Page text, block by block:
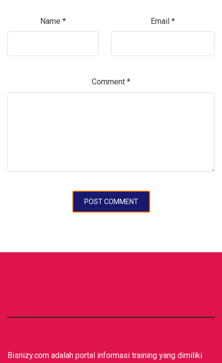
Name * Email *
Comment *
Bisnizy.com adalah portal informasi training yang dimiliki